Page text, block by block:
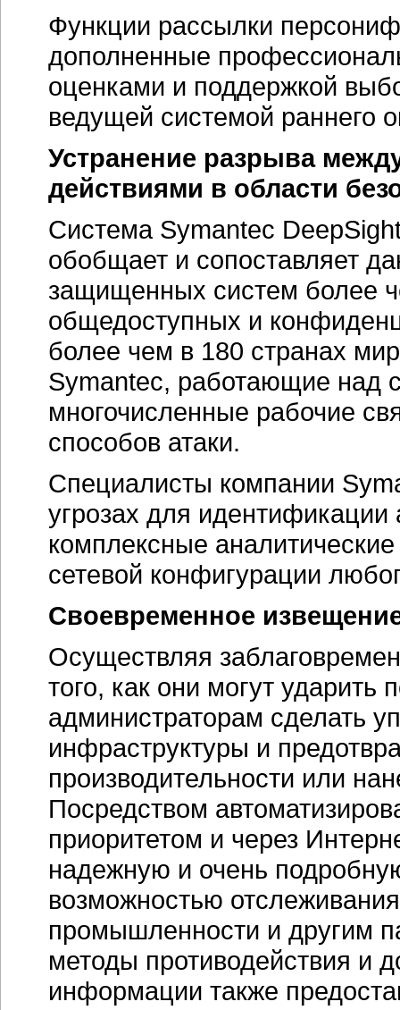
Функции рассылки
дополненные
оценками и поддержкой
ведущей системой раннего
Устранение разрыва
действиями в области
Система Symantec
обобщает и сопоставляет
защищенных систем более
общедоступных и
более чем в 180 странах
Symantec, работающие над
многочисленные рабочие
способов атаки.
Специалисты компании
угрозах для идентификации
комплексные
сетевой конфигурации
Своевременное
Осуществляя
того, как они могут ударить
администраторам сделать
инфраструктуры и
производительности или
Посредством
приоритетом и через
надежную и очень
возможностью
промышленности и другим
методы противодействия и
информации также